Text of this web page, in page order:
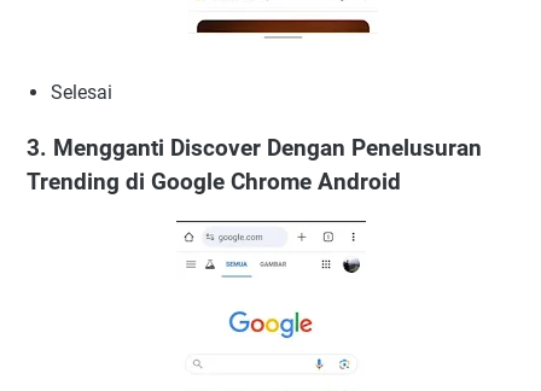
Selesai
3. Mengganti Discover Dengan Penelusuran
Trending di Google Chrome Android